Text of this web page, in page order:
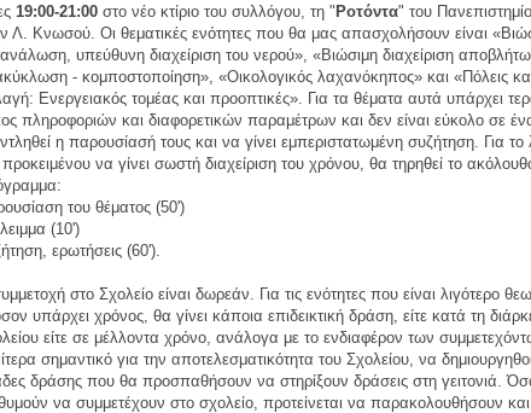
19:00-21:00 στο νέο κτίριο του συλλόγου, τη "Ροτόντα" του
Λ. Κνωσού. Οι θεματικές ενότητες που θα μας απασχολήσουν είναι
υπεύθυνη διαχείριση του νερού», «Βιώσιμη διαχείριση
- κομποστοποίηση», «Οικολογικός λαχανόκηπος» και «Πόλεις και
Ενεργειακός τομέας και προοπτικές». Για τα θέματα αυτά υπάρχει
πληροφοριών και διαφορετικών παραμέτρων και δεν είναι εύκολο σε
η παρουσίασή τους και να γίνει εμπεριστατωμένη συζήτηση. Για
προκειμένου να γίνει σωστή διαχείριση του χρόνου, θα τηρηθεί το
του θέματος (50')
(10')
ερωτήσεις (60').
στο Σχολείο είναι δωρεάν. Για τις ενότητες που είναι λιγότερο
υπάρχει χρόνος, θα γίνει κάποια επιδεικτική δράση, είτε κατά τη
είτε σε μέλλοντα χρόνο, ανάλογα με το ενδιαφέρον των
σημαντικό για την αποτελεσματικότητα του Σχολείου, να
δράσης που θα προσπαθήσουν να στηρίξουν δράσεις στη γειτονιά.
να συμμετέχουν στο σχολείο, προτείνεται να παρακολουθήσουν και